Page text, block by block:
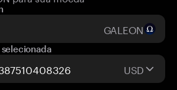
GALEON
USD